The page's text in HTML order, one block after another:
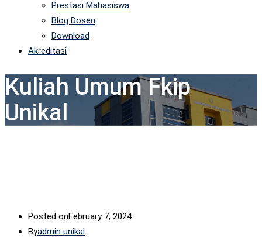
Prestasi Mahasiswa
Blog Dosen
Download
Akreditasi
Kuliah Umum Fkip
Unikal
Posted onFebruary 7, 2024
Byadmin unikal